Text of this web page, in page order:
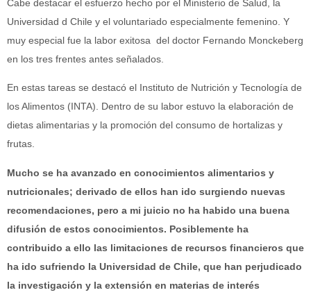
Cabe destacar el esfuerzo hecho por el Ministerio de Salud, la
Universidad d Chile y el voluntariado especialmente femenino. Y
muy especial fue la labor exitosa del doctor Fernando Monckeberg
en los tres frentes antes señalados.
En estas tareas se destacó el Instituto de Nutrición y Tecnología de
los Alimentos (INTA). Dentro de su labor estuvo la elaboración de
dietas alimentarias y la promoción del consumo de hortalizas y
frutas.
Mucho se ha avanzado en conocimientos alimentarios y
nutricionales; derivado de ellos han ido surgiendo nuevas
recomendaciones, pero a mi juicio no ha habido una buena
difusión de estos conocimientos. Posiblemente ha
contribuido a ello las limitaciones de recursos financieros que
ha ido sufriendo la Universidad de Chile, que han perjudicado
la investigación y la extensión en materias de interés